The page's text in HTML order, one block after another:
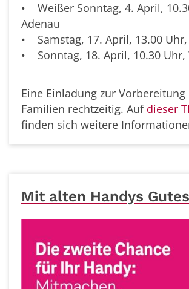
• Weißer Sonntag, 4. April,
Adenau
• Samstag, 17. April, 13.00
• Sonntag, 18. April, 10.30 Uhr,
Eine Einladung zur
Familien rechtzeitig. Auf dieser
finden sich weitere
Mit alten Handys